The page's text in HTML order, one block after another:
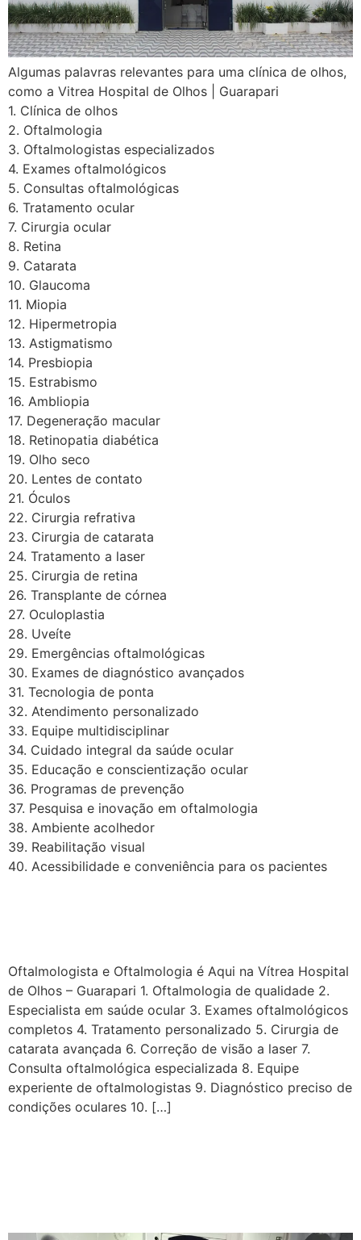
Algumas palavras relevantes para uma clínica de olhos,
como a Vitrea Hospital de Olhos | Guarapari
1. Clínica de olhos
2. Oftalmologia
3. Oftalmologistas especializados
4. Exames oftalmológicos
5. Consultas oftalmológicas
6. Tratamento ocular
7. Cirurgia ocular
8. Retina
9. Catarata
10. Glaucoma
11. Miopia
12. Hipermetropia
13. Astigmatismo
14. Presbiopia
15. Estrabismo
16. Ambliopia
17. Degeneração macular
18. Retinopatia diabética
19. Olho seco
20. Lentes de contato
21. Óculos
22. Cirurgia refrativa
23. Cirurgia de catarata
24. Tratamento a laser
25. Cirurgia de retina
26. Transplante de córnea
27. Oculoplastia
28. Uveíte
29. Emergências oftalmológicas
30. Exames de diagnóstico avançados
31. Tecnologia de ponta
32. Atendimento personalizado
33. Equipe multidisciplinar
34. Cuidado integral da saúde ocular
35. Educação e conscientização ocular
36. Programas de prevenção
37. Pesquisa e inovação em oftalmologia
38. Ambiente acolhedor
39. Reabilitação visual
40. Acessibilidade e conveniência para os pacientes
Oftalmologista e Oftalmologia é Aqui na Vítrea Hospital
de Olhos – Guarapari 1. Oftalmologia de qualidade 2.
Especialista em saúde ocular 3. Exames oftalmológicos
completos 4. Tratamento personalizado 5. Cirurgia de
catarata avançada 6. Correção de visão a laser 7.
Consulta oftalmológica especializada 8. Equipe
experiente de oftalmologistas 9. Diagnóstico preciso de
condições oculares 10. […]